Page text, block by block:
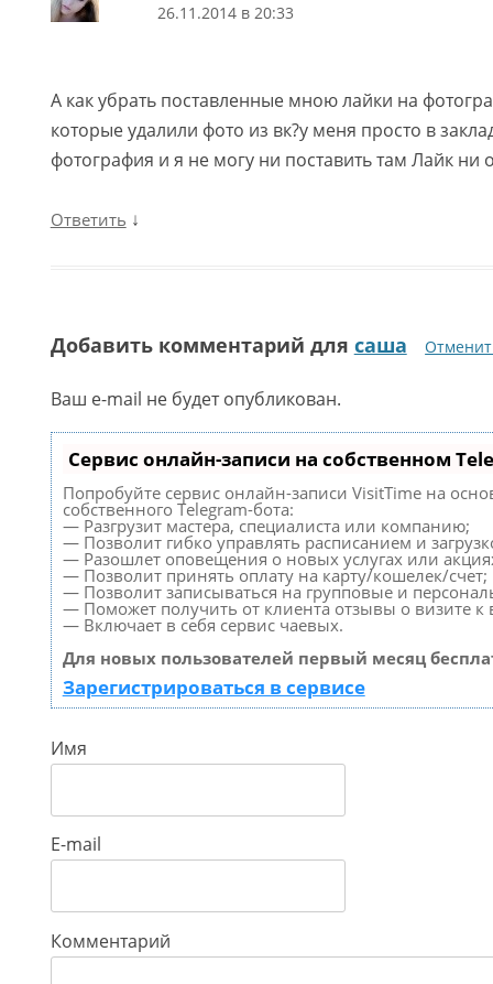
26.11.2014 в 20:33
А как убрать поставленные мною лайки на
которые удалили фото из вк?у меня просто в
фотография и я не могу ни поставить там Лайк ни
Ответить ↓
Добавить комментарий для саша
Ваш e-mail не будет опубликован.
Сервис онлайн-записи на собственном
Попробуйте сервис онлайн-записи VisitTime на
собственного Telegram-бота:
— Разгрузит мастера, специалиста или компанию;
— Позволит гибко управлять расписанием и
— Разошлет оповещения о новых услугах или
— Позволит принять оплату на карту/кошелек/счет;
— Позволит записываться на групповые и
— Поможет получить от клиента отзывы о визите к
— Включает в себя сервис чаевых.
Для новых пользователей первый месяц
Зарегистрироваться в сервисе
Имя
E-mail
Комментарий